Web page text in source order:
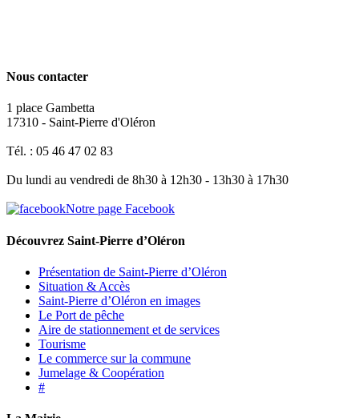
Nous contacter
1 place Gambetta
17310 - Saint-Pierre d'Oléron
Tél. : 05 46 47 02 83
Du lundi au vendredi de 8h30 à 12h30 - 13h30 à 17h30
Notre page Facebook
Découvrez Saint-Pierre d’Oléron
Présentation de Saint-Pierre d’Oléron
Situation & Accès
Saint-Pierre d’Oléron en images
Le Port de pêche
Aire de stationnement et de services
Tourisme
Le commerce sur la commune
Jumelage & Coopération
#